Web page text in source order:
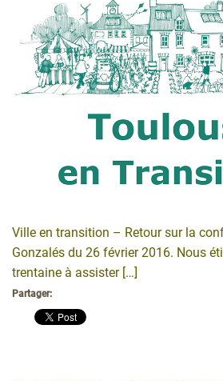
Ville en transition – Retour sur la
Gonzalés du 26 février 2016. Nous
trentaine à assister […]
Partager: